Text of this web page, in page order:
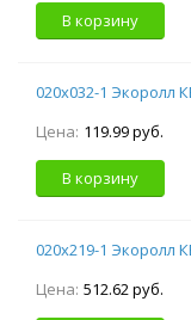
В корзину
020х032-1 Экоролл
Цена: 119.99 руб.
В корзину
020х219-1 Экоролл
Цена: 512.62 руб.